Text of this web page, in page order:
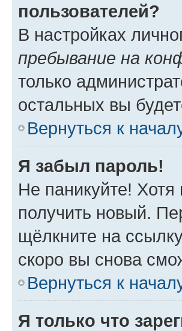
пользователей?
В настройках
пребывание на
только
остальных вы
Вернуться к
Я забыл пароль!
Не паникуйте! Хотя
получить новый.
щёлкните на
скоро вы снова
Вернуться к
Я только что